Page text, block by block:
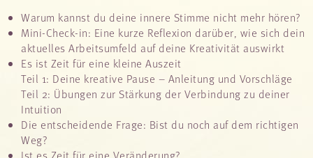
Warum kannst du deine innere Stimme nicht mehr hören?
Mini-Check-in: Eine kurze Reflexion darüber, wie sich dein
aktuelles Arbeitsumfeld auf deine Kreativität auswirkt
Es ist Zeit für eine kleine Auszeit
Teil 1: Deine kreative Pause – Anleitung und Vorschläge
Teil 2: Übungen zur Stärkung der Verbindung zu deiner
Intuition
Die entscheidende Frage: Bist du noch auf dem richtigen
Weg?